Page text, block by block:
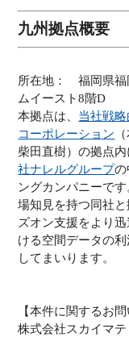
九州拠点概要
所在地： 福岡県福
ムイースト8階D
本拠点は、 当社戦
コーポレーション
柴田直樹）の拠点
社ナレルグループの
ングカンパニーで
場知見を持つ同社
ズオン支援をより
ける空間データの
してまいります。
【本件に関するお
株式会社スカイマテ